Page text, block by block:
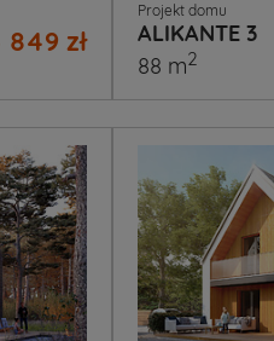
849 zł
Projekt domu
ALIKANTE 3
88 m2